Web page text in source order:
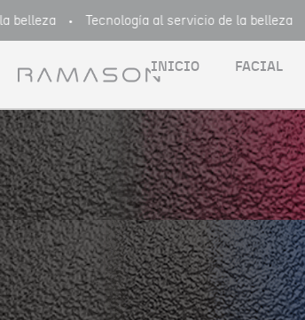
Tecnología al servicio de la belleza
INICIO FACIAL